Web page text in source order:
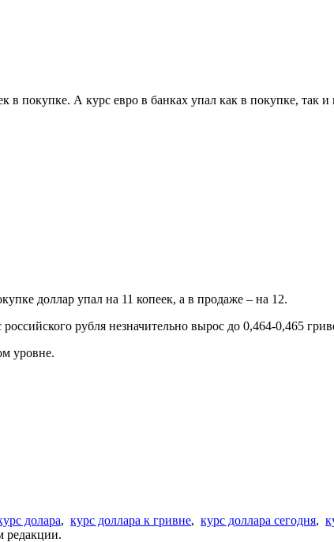
покупке. А курс евро в банках упал как в покупке, так и
доллар упал на 11 копеек, а в продаже – на 12.
рубля незначительно вырос до 0,464-0,465
уровне.
долара, курс доллара к гривне, курс доллара сегодня,
редакции.